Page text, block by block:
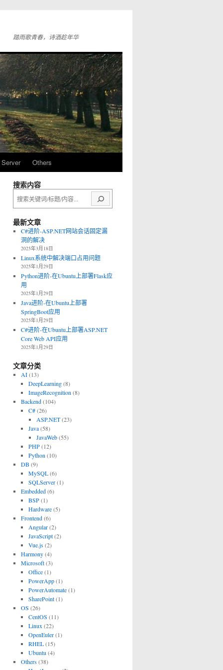
踏雨歌青春，诗酒趁年华
Server Others
搜索内容
索
最新文章
C#进阶-ASP.NET网站会话固定漏
洞的解决
2025年3月18日
Linux系统中解决端口占用问题
2025年1月29日
Python进阶-在Ubuntu上部署Flask应
用
2025年1月29日
Java进阶-在Ubuntu上部署
SpringBoot应用
2025年1月29日
C#进阶-在Ubuntu上部署ASP.NET
Core Web API应用
2025年1月29日
文章分类
AI(13)
DeepLearning(8)
ImageRecognition (8)
Backend(104)
C#(26)
ASP.NET(23)
Java(58)
JavaWeb(55)
PHP(12)
Python (10)
DB (9)
MySQL(6)
SQLServer(1)
Embedded(6)
BSP(1)
Hardware(5)
Frontend(6)
Angular(2)
JavaScript(2)
Vue.js(2)
Harmony(4)
Microsoft(3)
Office(1)
PowerApp(1)
PowerAutomate(1)
SharePoint(1)
OS (26)
CentOS (11)
Linux (22)
OpenEuler(1)
RHEL(15)
Ubuntu (4)
Others(38)